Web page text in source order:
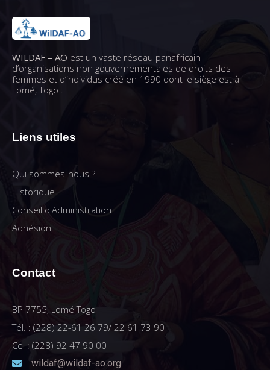
WILDAF – AO est un vaste réseau panafricain
d’organisations non gouvernementales de droits des
femmes et d’individus créé en 1990 dont le siège est à
Lomé, Togo .
Liens utiles
Qui sommes-nous ?
Historique
Conseil d'Administration
Adhésion
Contact
BP 7755, Lomé Togo
Tél. : (228) 22-61 26 79/ 22 61 73 90
Cel : (228) 92 47 90 00
wildaf@wildaf-ao.org